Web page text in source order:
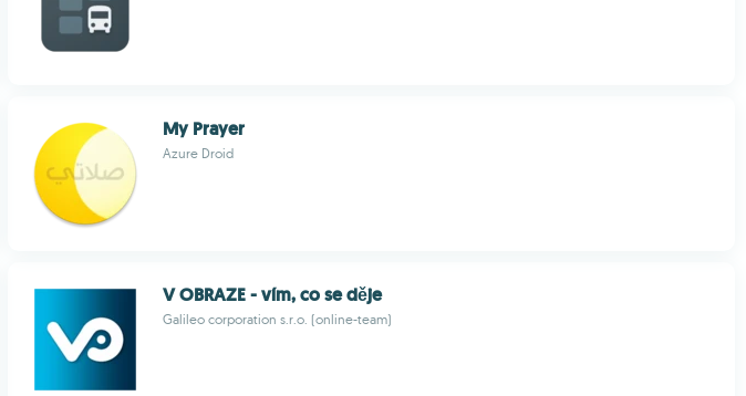
My Prayer
Azure Droid
V OBRAZE - vím, co se děje
Galileo corporation s.r.o. (online-team)